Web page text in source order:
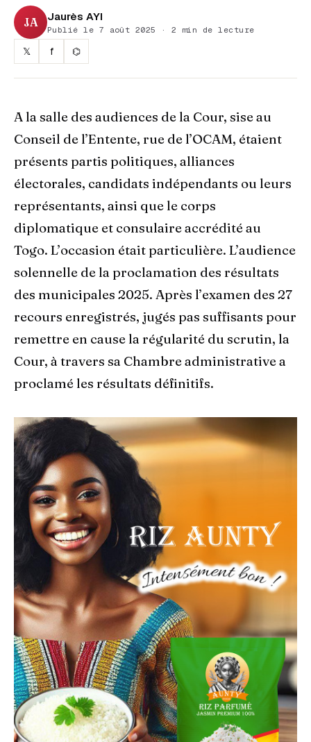
JA Jaurès AYI
Publié le 7 août 2025 · 2 min de lecture
𝕏 f ⌬
A la salle des audiences de la Cour, sise au
Conseil de l’Entente, rue de l’OCAM, étaient
présents partis politiques, alliances
électorales, candidats indépendants ou leurs
représentants, ainsi que le corps
diplomatique et consulaire accrédité au
Togo. L’occasion était particulière. L’audience
solennelle de la proclamation des résultats
des municipales 2025. Après l’examen des 27
recours enregistrés, jugés pas suffisants pour
remettre en cause la régularité du scrutin, la
Cour, à travers sa Chambre administrative a
proclamé les résultats définitifs.